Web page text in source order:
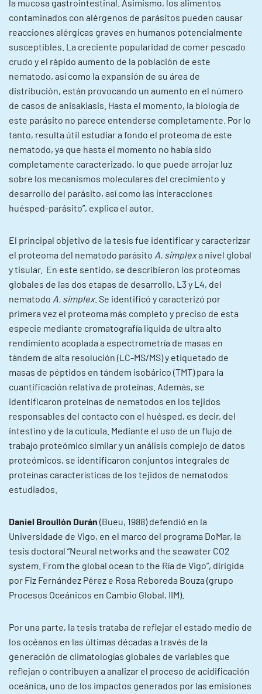
la mucosa gastrointestinal. Asimismo, los alimentos
contaminados con alérgenos de parásitos pueden causar
reacciones alérgicas graves en humanos potencialmente
susceptibles. La creciente popularidad de comer pescado
crudo y el rápido aumento de la población de este
nematodo, así como la expansión de su área de
distribución, están provocando un aumento en el número
de casos de anisakiasis. Hasta el momento, la biología de
este parásito no parece entenderse completamente. Por lo
tanto, resulta útil estudiar a fondo el proteoma de este
nematodo, ya que hasta el momento no había sido
completamente caracterizado, lo que puede arrojar luz
sobre los mecanismos moleculares del crecimiento y
desarrollo del parásito, así como las interacciones
huésped-parásito”, explica el autor.
El principal objetivo de la tesis fue identificar y caracterizar
el proteoma del nematodo parásito A. simplexa nivel global
y tisular. En este sentido, se describieron los proteomas
globales de las dos etapas de desarrollo, L3 y L4, del
nematodo A. simplex. Se identificó y caracterizó por
primera vez el proteoma más completo y preciso de esta
especie mediante cromatografía líquida de ultra alto
rendimiento acoplada a espectrometría de masas en
tándem de alta resolución (LC-MS/MS) y etiquetado de
masas de péptidos en tándem isobárico (TMT) para la
cuantificación relativa de proteínas. Además, se
identificaron proteínas de nematodos en los tejidos
responsables del contacto con el huésped, es decir, del
intestino y de la cutícula. Mediante el uso de un flujo de
trabajo proteómico similar y un análisis complejo de datos
proteómicos, se identificaron conjuntos integrales de
proteínas características de los tejidos de nematodos
estudiados.
Daniel Broullón Durán (Bueu, 1988) defendió en la
Universidade de Vigo, en el marco del programa DoMar, la
tesis doctoral “Neural networks and the seawater CO2
system. From the global ocean to the Ría de Vigo”, dirigida
por Fiz Fernández Pérez e Rosa Reboreda Bouza (grupo
Procesos Oceánicos en Cambio Global, IIM).
Por una parte, la tesis trataba de reflejar el estado medio de
los océanos en las últimas décadas a través de la
generación de climatologías globales de variables que
reflejan o contribuyen a analizar el proceso de acidificación
oceánica, uno de los impactos generados por las emisiones